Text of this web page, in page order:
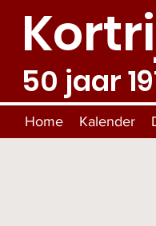
50 jaar
Home Kalender